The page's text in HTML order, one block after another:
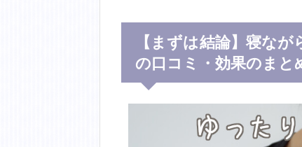
【まずは結論】寝な
の口コミ・効果のまと